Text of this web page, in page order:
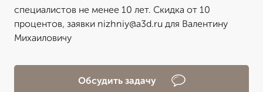
специалистов не менее 10 лет. Скидка от 10
процентов, заявки nizhniy@a3d.ru для Валентину
Михаиловичу
Обсудить задачу